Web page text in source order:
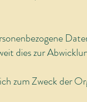
dies zur
zum Zweck der